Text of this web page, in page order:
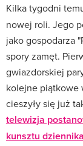
Kilka tygodni
nowej roli. Jego
jako gospodarza
spory zamęt.
gwiazdorskiej
kolejne piątkowe
cieszyły się już
telewizja
kunsztu